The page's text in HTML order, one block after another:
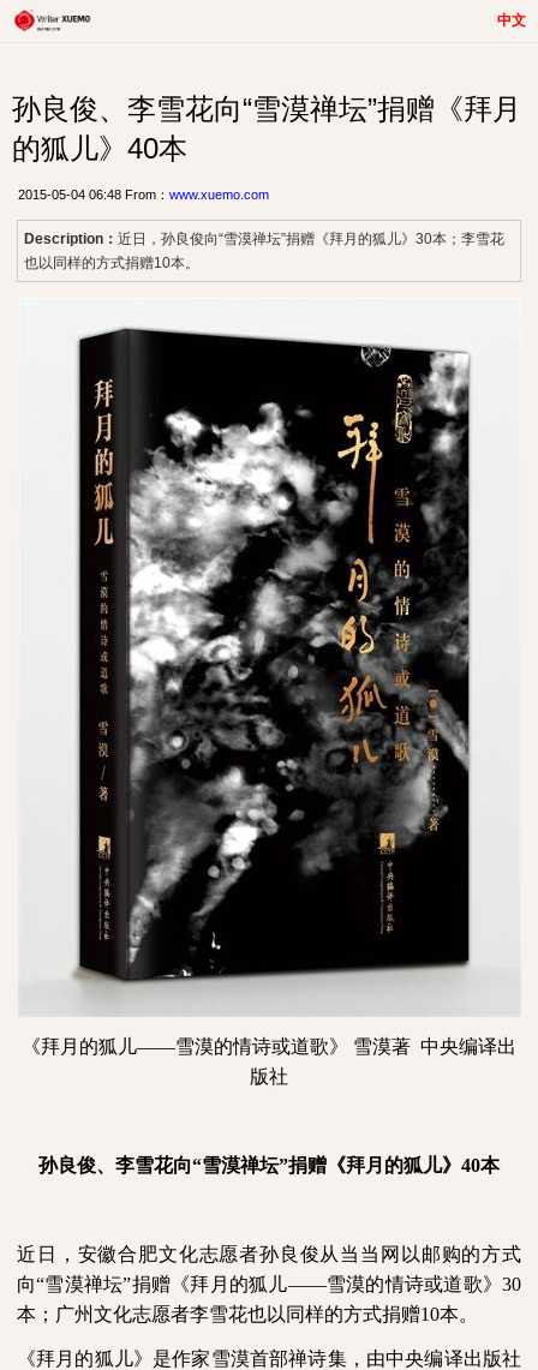
中文
孙良俊、李雪花向“雪漠禅坛”捐赠《拜月
的狐儿》40本
2015-05-04 06:48 From： www.xuemo.com
Description： 近日，孙良俊向“雪漠禅坛”捐赠《拜月的狐儿》30本；李雪花
也以同样的方式捐赠10本。
《拜月的狐儿——雪漠的情诗或道歌》 雪漠著 中央编译出
版社
孙良俊、李雪花向“雪漠禅坛”捐赠《拜月的狐儿》 40本
近日，安徽合肥文化志愿者孙良俊从当当网以邮购的方式
向“雪漠禅坛”捐赠《拜月的狐儿——雪漠的情诗或道歌》 30
本；广州文化志愿者李雪花也以同样的方式捐赠10本。
《拜月的狐儿》是作家雪漠首部禅诗集，由中央编译出版社